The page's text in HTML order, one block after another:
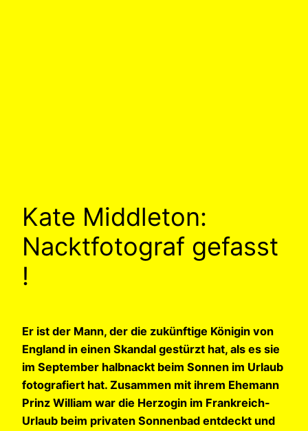
Kate Middleton:
Nacktfotograf gefasst
!
Er ist der Mann, der die zukünftige Königin von
England in einen Skandal gestürzt hat, als es sie
im September halbnackt beim Sonnen im Urlaub
fotografiert hat. Zusammen mit ihrem Ehemann
Prinz William war die Herzogin im Frankreich-
Urlaub beim privaten Sonnenbad entdeckt und